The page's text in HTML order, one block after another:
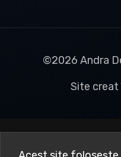
©2026 Andra
Site creat